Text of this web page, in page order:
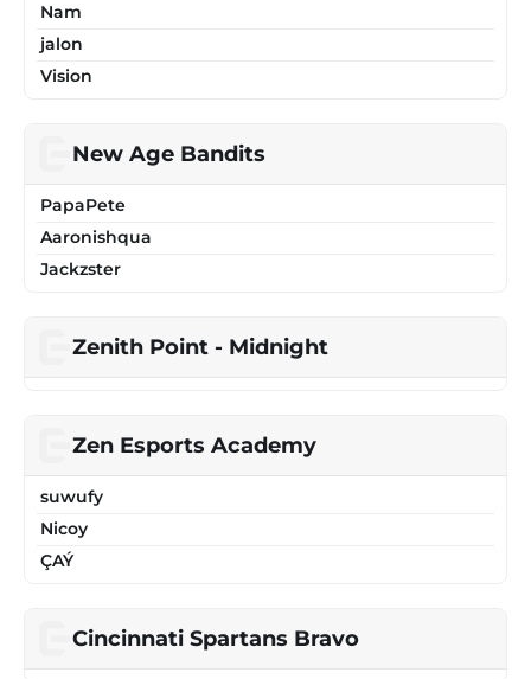
Nam
jalon
Vision
New Age Bandits
PapaPete
Aaronishqua
Jackzster
Zenith Point - Midnight
Zen Esports Academy
suwufy
Nicoy
ÇAÝ
Cincinnati Spartans Bravo